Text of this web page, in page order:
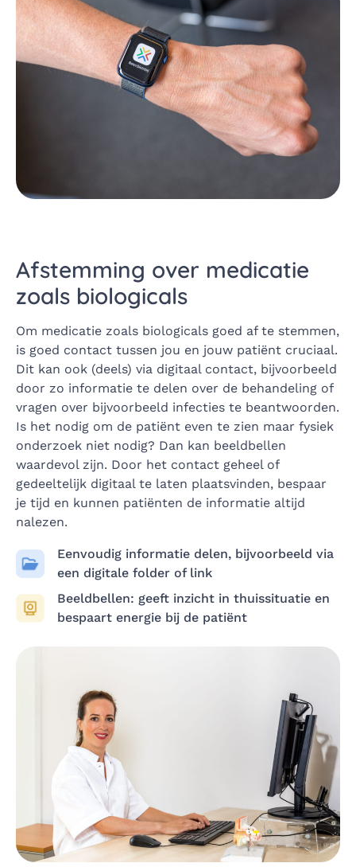
Afstemming over medicatie
zoals biologicals
Om medicatie zoals biologicals goed af te stemmen,
is goed contact tussen jou en jouw patiënt cruciaal.
Dit kan ook (deels) via digitaal contact, bijvoorbeeld
door zo informatie te delen over de behandeling of
vragen over bijvoorbeeld infecties te beantwoorden.
Is het nodig om de patiënt even te zien maar fysiek
onderzoek niet nodig? Dan kan beeldbellen
waardevol zijn. Door het contact geheel of
gedeeltelijk digitaal te laten plaatsvinden, bespaar
je tijd en kunnen patiënten de informatie altijd
nalezen.
Eenvoudig informatie delen, bijvoorbeeld via
een digitale folder of link
Beeldbellen: geeft inzicht in thuissituatie en
bespaart energie bij de patiënt